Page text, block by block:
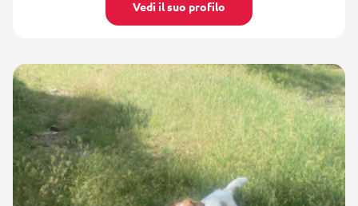
Vedi il suo profilo